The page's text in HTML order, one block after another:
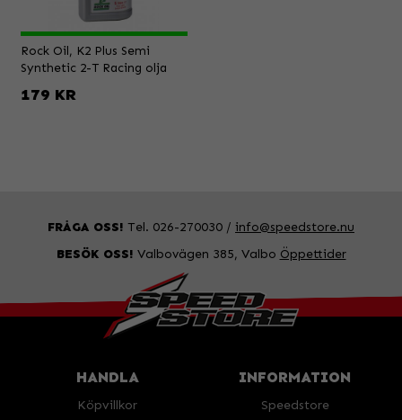
Rock Oil, K2 Plus Semi
Synthetic 2-T Racing olja
179 KR
FRÅGA OSS! Tel. 026-270030 / info@speedstore.nu
BESÖK OSS! Valbovägen 385, Valbo Öppettider
HANDLA
Köpvillkor
INFORMATION
Speedstore